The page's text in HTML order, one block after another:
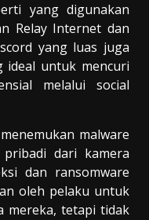
yang digunakan
Relay Internet dan
yang luas juga
ideal untuk mencuri
melalui social
malware
dari kamera
dan ransomware
oleh pelaku untuk
mereka, tetapi tidak